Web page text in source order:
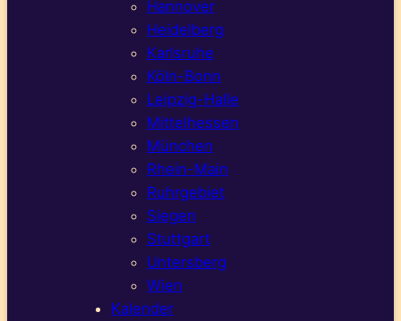
Hannover
Heidelberg
Karlsruhe
Köln-Bonn
Leipzig-Halle
Mittelhessen
München
Rhein-Main
Ruhrgebiet
Siegen
Stuttgart
Untersberg
Wien
Kalender